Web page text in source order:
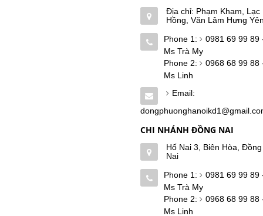
Địa chỉ: Phạm Kham, Lạc
Hồng, Văn Lâm Hưng
Phone 1:
0981 69 99 89
Ms Trà My
Phone 2:
0968 68 99 88
Ms Linh
Email:
CHI NHÁNH ĐỒNG NAI
Hố Nai 3, Biên Hòa, Đồng
Nai
Phone 1:
0981 69 99 89
Ms Trà My
Phone 2:
0968 68 99 88
Ms Linh